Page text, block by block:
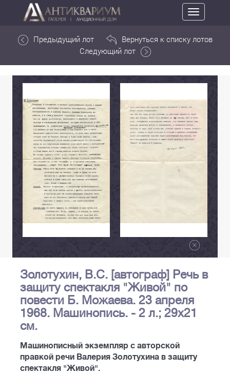
Toggle
navigation
Предыдущий лот
Вернуться к списку лотов
Следующий лот
Золотухин, В.С. [автограф] Речь в
защиту спектакля "Живой" по
повести Б. Можаева. 23 апреля
1968. Машинопись. - 2 л.; 29х21
см.
Машинописный экземпляр с авторской
правкой речи Валерия Золотухина в защиту
спектакля "Живой".